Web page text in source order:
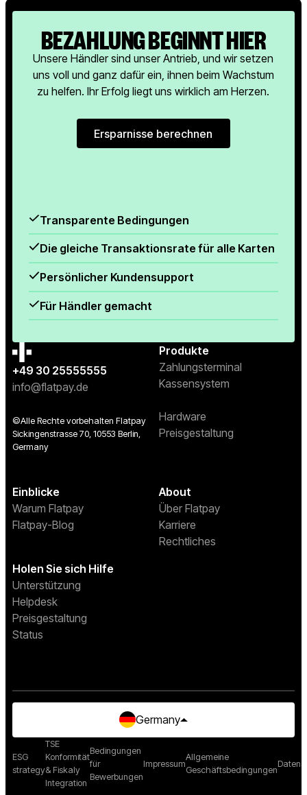
BEZAHLUNG BEGINNT HIER
Unsere Händler sind unser Antrieb, und wir setzen
uns voll und ganz dafür ein, ihnen beim Wachstum
zu helfen. Ihr Erfolg liegt uns wirklich am Herzen.
Ersparnisse berechnen
Ersparnisse berechnen
Transparente Bedingungen
Die gleiche Transaktionsrate für alle Karten
Persönlicher Kundensupport
Für Händler gemacht
+49 30 25555555
info@flatpay.de
©Alle Rechte vorbehalten Flatpay
Sickingenstrasse 70, 10553 Berlin,
Germany
Produkte
Zahlungsterminal
Kassensystem
Hardware
Preisgestaltung
Einblicke
Warum Flatpay
Flatpay-Blog
About
Über Flatpay
Karriere
Rechtliches
Holen Sie sich Hilfe
Unterstützung
Helpdesk
Preisgestaltung
Status
Germany
ESG
strategy
TSE
Konformität
& Fiskaly
Integration
Bedingungen
für
Bewerbungen
Impressum
Allgemeine
Geschäftsbedingungen